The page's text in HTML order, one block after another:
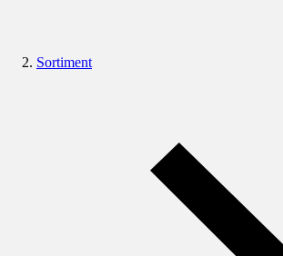
Sortiment